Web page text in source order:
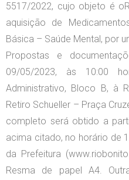
5517/2022, cujo objeto é
aquisição de
Básica – Saúde Mental, por
Propostas e
09/05/2023, às 10:00
Administrativo, Bloco B, à
Retiro Schueller – Praça
completo será obtido a
acima citado, no horário de
da Prefeitura
Resma de papel A4.